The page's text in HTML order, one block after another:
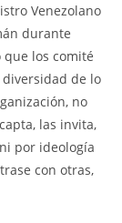
Venezolano
durante
los comité
de lo
no
las invita,
por ideología
con otras,